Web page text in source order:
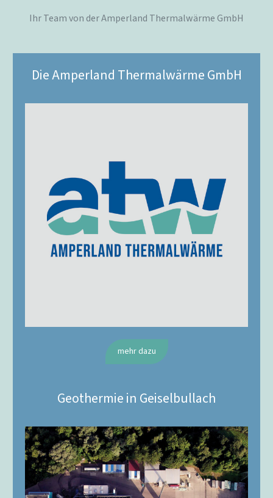
Ihr Team von der Amperland Thermalwärme GmbH
Die Amperland Thermalwärme GmbH
mehr dazu
Geothermie in Geiselbullach